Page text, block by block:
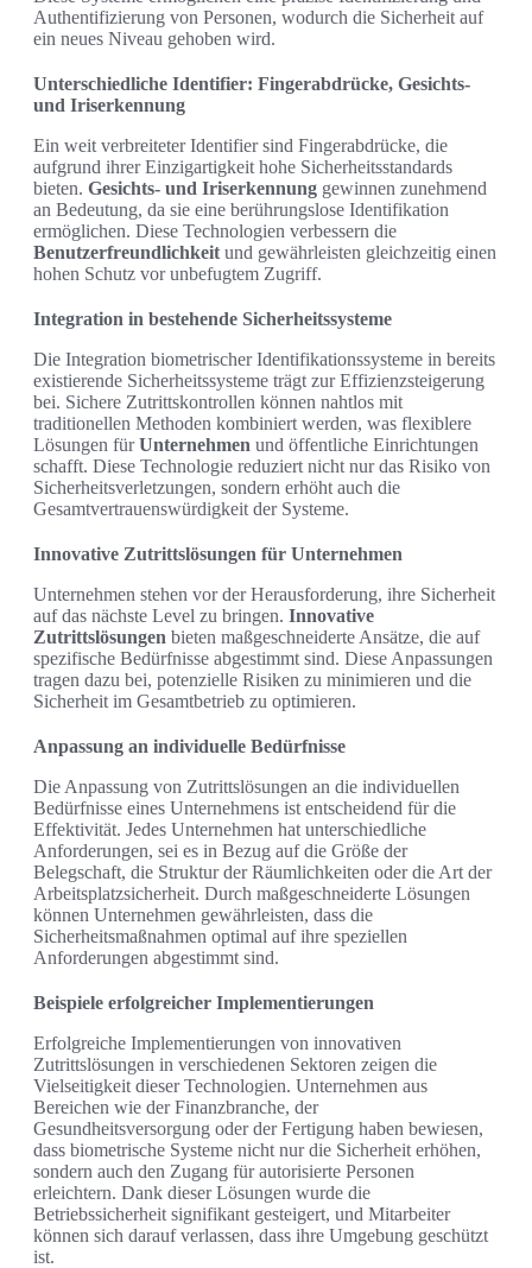
Authentifizierung von Personen, wodurch die Sicherheit auf
ein neues Niveau gehoben wird.
Unterschiedliche Identifier: Fingerabdrücke, Gesichts-
und Iriserkennung
Ein weit verbreiteter Identifier sind Fingerabdrücke, die
aufgrund ihrer Einzigartigkeit hohe Sicherheitsstandards
bieten. Gesichts- und Iriserkennung gewinnen zunehmend
an Bedeutung, da sie eine berührungslose Identifikation
ermöglichen. Diese Technologien verbessern die
Benutzerfreundlichkeit und gewährleisten gleichzeitig einen
hohen Schutz vor unbefugtem Zugriff.
Integration in bestehende Sicherheitssysteme
Die Integration biometrischer Identifikationssysteme in bereits
existierende Sicherheitssysteme trägt zur Effizienzsteigerung
bei. Sichere Zutrittskontrollen können nahtlos mit
traditionellen Methoden kombiniert werden, was flexiblere
Lösungen fürUnternehmen und öffentliche Einrichtungen
schafft. Diese Technologie reduziert nicht nur das Risiko von
Sicherheitsverletzungen, sondern erhöht auch die
Gesamtvertrauenswürdigkeit der Systeme.
Innovative Zutrittslösungen für Unternehmen
Unternehmen stehen vor der Herausforderung, ihre Sicherheit
auf das nächste Level zu bringen. Innovative
Zutrittslösungen bieten maßgeschneiderte Ansätze, die auf
spezifische Bedürfnisse abgestimmt sind. Diese Anpassungen
tragen dazu bei, potenzielle Risiken zu minimieren und die
Sicherheit im Gesamtbetrieb zu optimieren.
Anpassung an individuelle Bedürfnisse
Die Anpassung von Zutrittslösungen an die individuellen
Bedürfnisse eines Unternehmens ist entscheidend für die
Effektivität. Jedes Unternehmen hat unterschiedliche
Anforderungen, sei es in Bezug auf die Größe der
Belegschaft, die Struktur der Räumlichkeiten oder die Art der
Arbeitsplatzsicherheit. Durch maßgeschneiderte Lösungen
können Unternehmen gewährleisten, dass die
Sicherheitsmaßnahmen optimal auf ihre speziellen
Anforderungen abgestimmt sind.
Beispiele erfolgreicher Implementierungen
Erfolgreiche Implementierungen von innovativen
Zutrittslösungen in verschiedenen Sektoren zeigen die
Vielseitigkeit dieser Technologien. Unternehmen aus
Bereichen wie der Finanzbranche, der
Gesundheitsversorgung oder der Fertigung haben bewiesen,
dass biometrische Systeme nicht nur die Sicherheit erhöhen,
sondern auch den Zugang für autorisierte Personen
erleichtern. Dank dieser Lösungen wurde die
Betriebssicherheit signifikant gesteigert, und Mitarbeiter
können sich darauf verlassen, dass ihre Umgebung geschützt
ist.